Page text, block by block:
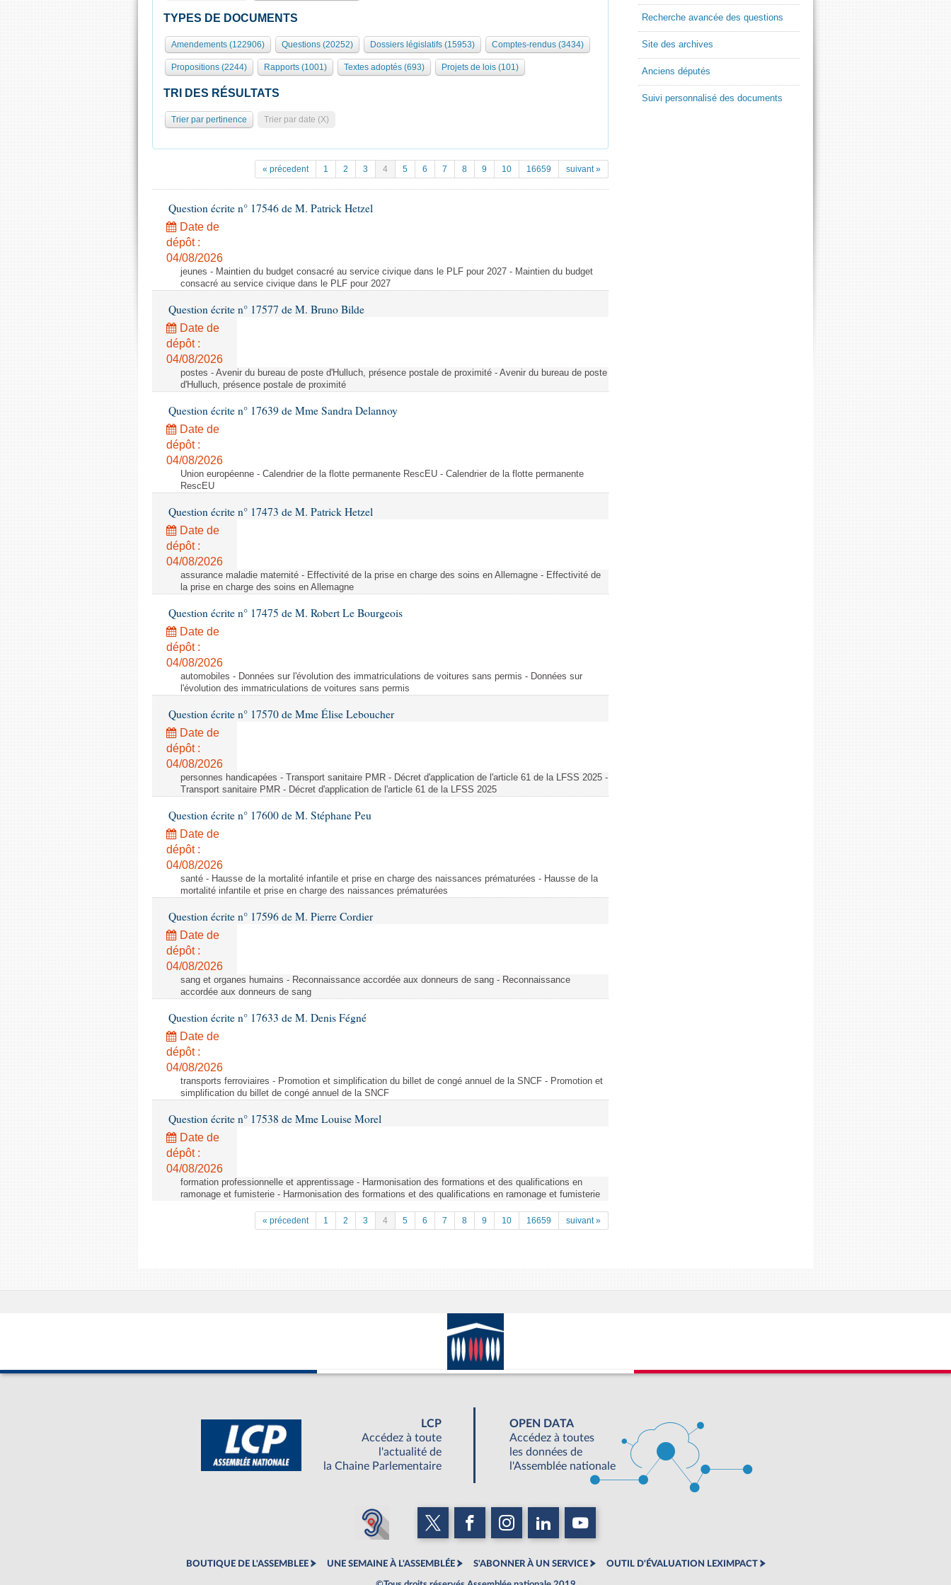
TYPES DE DOCUMENTS
Amendements (122906) Questions (20252) Dossiers législatifs (15953) Comptes-rendus (3434)
Propositions (2244) Rapports (1001) Textes adoptés (693) Projets de lois (101)
TRI DES RÉSULTATS
Trier par pertinence Trier par date (X)
« précedent 1 2 3 4 5 6 7 8 9 10 16659 suivant »
Question écrite n° 17546 de M. Patrick Hetzel
Date de
dépôt :
04/08/2026
jeunes - Maintien du budget consacré au service civique dans le PLF pour 2027 - Maintien du budget
consacré au service civique dans le PLF pour 2027
Question écrite n° 17577 de M. Bruno Bilde
Date de
dépôt :
04/08/2026
postes - Avenir du bureau de poste d'Hulluch, présence postale de proximité - Avenir du bureau de poste
d'Hulluch, présence postale de proximité
Question écrite n° 17639 de Mme Sandra Delannoy
Date de
dépôt :
04/08/2026
Union européenne - Calendrier de la flotte permanente RescEU - Calendrier de la flotte permanente
RescEU
Question écrite n° 17473 de M. Patrick Hetzel
Date de
dépôt :
04/08/2026
assurance maladie maternité - Effectivité de la prise en charge des soins en Allemagne - Effectivité de
la prise en charge des soins en Allemagne
Question écrite n° 17475 de M. Robert Le Bourgeois
Date de
dépôt :
04/08/2026
automobiles - Données sur l'évolution des immatriculations de voitures sans permis - Données sur
l'évolution des immatriculations de voitures sans permis
Question écrite n° 17570 de Mme Élise Leboucher
Date de
dépôt :
04/08/2026
personnes handicapées - Transport sanitaire PMR - Décret d'application de l'article 61 de la LFSS 2025 -
Transport sanitaire PMR - Décret d'application de l'article 61 de la LFSS 2025
Question écrite n° 17600 de M. Stéphane Peu
Date de
dépôt :
04/08/2026
santé - Hausse de la mortalité infantile et prise en charge des naissances prématurées - Hausse de la
mortalité infantile et prise en charge des naissances prématurées
Question écrite n° 17596 de M. Pierre Cordier
Date de
dépôt :
04/08/2026
sang et organes humains - Reconnaissance accordée aux donneurs de sang - Reconnaissance
accordée aux donneurs de sang
Question écrite n° 17633 de M. Denis Fégné
Date de
dépôt :
04/08/2026
transports ferroviaires - Promotion et simplification du billet de congé annuel de la SNCF - Promotion et
simplification du billet de congé annuel de la SNCF
Question écrite n° 17538 de Mme Louise Morel
Date de
dépôt :
04/08/2026
formation professionnelle et apprentissage - Harmonisation des formations et des qualifications en
ramonage et fumisterie - Harmonisation des formations et des qualifications en ramonage et fumisterie
« précedent 1 2 3 4 5 6 7 8 9 10 16659 suivant »
Recherche avancée des questions
Site des archives
Anciens députés
Suivi personnalisé des documents
LCP
Accédez à toute
l'actualité de
la Chaine Parlementaire
OPEN DATA
Accédez à toutes
les données de
l'Assemblée nationale
BOUTIQUE DE L'ASSEMBLEE UNE SEMAINE À L'ASSEMBLÉE S'ABONNER À UN SERVICE OUTIL D'ÉVALUATION LEXIMPACT